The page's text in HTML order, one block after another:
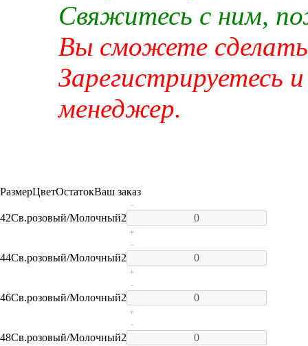
Свяжитесь с ним,
Вы сможете сделать
Зарегистрируетесь
менеджер.
РазмерЦветОстатокВаш заказ
42Св.розовый/Молочный2
-
+
44Св.розовый/Молочный2
-
+
46Св.розовый/Молочный2
-
+
48Св.розовый/Молочный2
-